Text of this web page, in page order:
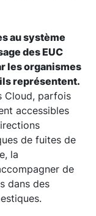
au système
des EUC
les organismes
représentent.
Cloud, parfois
accessibles
de fuites de
la
de
dans des